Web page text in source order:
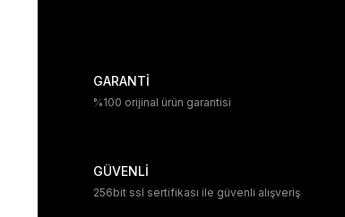
GARANTİ
%100 orijinal ürün garantisi
GÜVENLİ
256bit ssl sertifikası ile güvenli alışveriş